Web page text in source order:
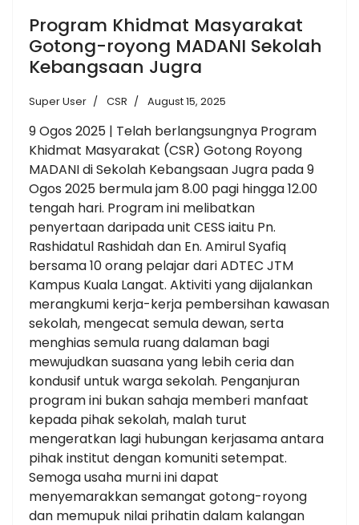
Program Khidmat Masyarakat
Gotong-royong MADANI Sekolah
Kebangsaan Jugra
Super User CSR August 15, 2025
9 Ogos 2025 | Telah berlangsungnya Program
Khidmat Masyarakat (CSR) Gotong Royong
MADANI di Sekolah Kebangsaan Jugra pada 9
Ogos 2025 bermula jam 8.00 pagi hingga 12.00
tengah hari. Program ini melibatkan
penyertaan daripada unit CESS iaitu Pn.
Rashidatul Rashidah dan En. Amirul Syafiq
bersama 10 orang pelajar dari ADTEC JTM
Kampus Kuala Langat. Aktiviti yang dijalankan
merangkumi kerja-kerja pembersihan kawasan
sekolah, mengecat semula dewan, serta
menghias semula ruang dalaman bagi
mewujudkan suasana yang lebih ceria dan
kondusif untuk warga sekolah. Penganjuran
program ini bukan sahaja memberi manfaat
kepada pihak sekolah, malah turut
mengeratkan lagi hubungan kerjasama antara
pihak institut dengan komuniti setempat.
Semoga usaha murni ini dapat
menyemarakkan semangat gotong-royong
dan memupuk nilai prihatin dalam kalangan